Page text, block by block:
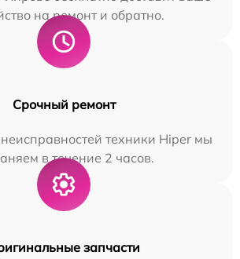
на ремонт и обратно.
Срочный ремонт
техники Hiper мы
в течение 2 часов.
запчасти